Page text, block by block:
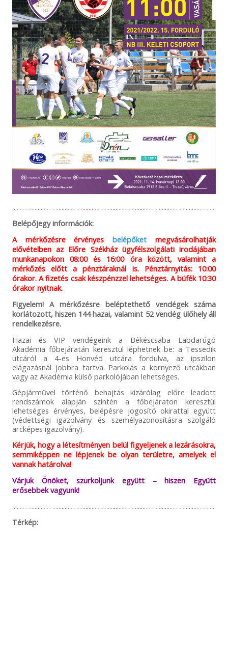
Belépőjegy információk:
A mérkőzésre érvényesbelépőket megvásárolhatják
elővételben az Előre Székház ügyfélszolgálati irodájában
munkanapokon 08:00 és 16:00 óra között, valamint a
mérkőzés előtt a pénztáraknál is. Pénztárnyitás: 10:00
órakor. A fizetés csak készpénzzel lehetséges. A büfék 10:30
órakor nyitnak.
Figyelem! A mérkőzésre beléptethető vendégek száma
korlátozott, hiszen 144 hazai, valamint 52 vendég ülőhely áll
rendelkezésre.
Hazai és VIP vendégeink a Békéscsaba Labdarúgó
Akadémia főbejáratán keresztül léphetnek be: a Tessedik
utcáról a 4-es Honvéd utcára fordulva, az ipszilon
elágazásnál jobbra tartva. Parkolás a környező utcákban
vagy az Akadémia külső parkolójában lehetséges.
Gépjárművel történő behajtás kizárólag előre leadott
rendszámok alapján szintén a főbejáraton keresztül
lehetséges érvényes, belépésre jogosító okirattal együtt
(védettségi igazolvány és személyazonosításra szolgáló
arcképes igazolvány).
Kérjük, hogy a létesítményen belül figyeljenek a lezárásokra,
semmiképpen ne lépjenek be olyan területre, amelyek el
vannak határolva!
Várjuk Önöket, szurkoljunk együtt – hiszen Együtt
erősebbek vagyunk!
Térkép: